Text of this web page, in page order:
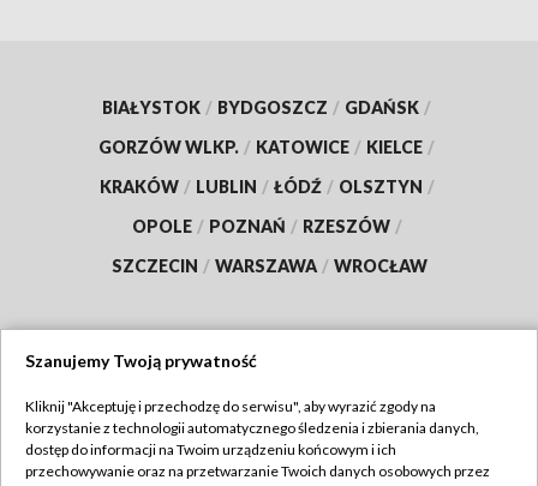
BIAŁYSTOK / BYDGOSZCZ / GDAŃSK /
GORZÓW WLKP. / KATOWICE / KIELCE /
KRAKÓW / LUBLIN / ŁÓDŹ / OLSZTYN /
OPOLE / POZNAŃ / RZESZÓW /
SZCZECIN / WARSZAWA / WROCŁAW
TVP
Abonament TVP
Regulamin TVP
Szanujemy Twoją prywatność
Kliknij "Akceptuję i przechodzę do serwisu", aby wyrazić zgody na
korzystanie z technologii automatycznego śledzenia i zbierania danych,
dostęp do informacji na Twoim urządzeniu końcowym i ich
przechowywanie oraz na przetwarzanie Twoich danych osobowych przez